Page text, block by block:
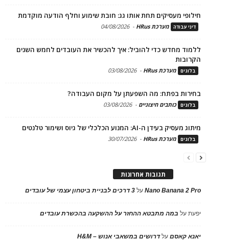
חילופי מעסיקים תחת אותו גג: חובת שימוע וחלף הודעה מוקדמת
דיני עבודה מערכת HRus -
04/08/2026
ללמוד מחדש כדי להוביל: איך להכשיר את העובדים לחמש השנים
הקרובות
בלוגים מערכת HRus -
03/08/2026
בחירות בפתח: מה השפעתן על מקום העבודה?
בלוגים כותבים חיצוניים -
03/08/2026
מיתוג מעסיק בעידן ה-AI: המנוע הכלכלי של גיוס ושימור טלנטים
בלוגים מערכת HRus -
30/07/2026
תגובות אחרונות
Nano Banana 2 Proעל 3 דרכים לבניית ביטחון עצמי של עובדים
יפעתעל במה מתבטא ההחזר על ההשקעה בהכשרת עובדים
יאנא קאסםעלדרושים במשאבי אנוש – H&M